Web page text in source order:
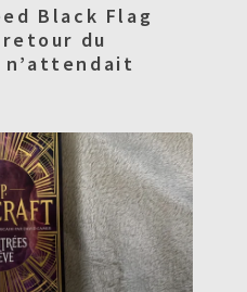
Black Flag
du
n’attendait